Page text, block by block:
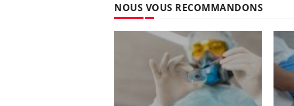
NOUS VOUS RECOMMANDONS